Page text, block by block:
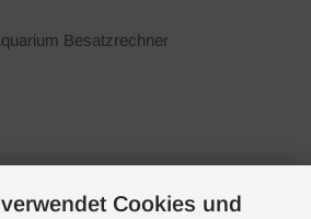
Besatzrechner
Cookies und